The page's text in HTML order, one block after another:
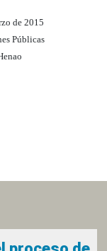
de 2015
Públicas